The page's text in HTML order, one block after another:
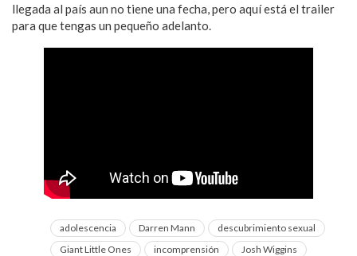
llegada al país aun no tiene una fecha, pero aquí está el trailer
para que tengas un pequeño adelanto.
adolescencia Darren Mann
descubrimiento sexual
Giant Little Ones
incomprensión
Josh Wiggins